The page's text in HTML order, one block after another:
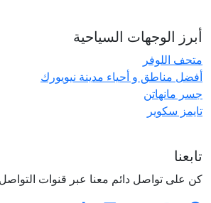
أبرز الوجهات السياحية
متحف اللوفر
أفضل مناطق و أحياء مدينة نيويورك
جسر مانهاتن
تايمز سكوير
تابعنا
كن على تواصل دائم معنا عبر قنوات